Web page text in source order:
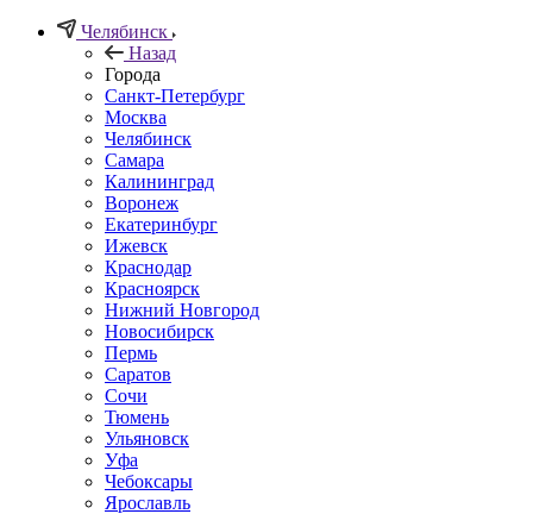
Челябинск
Назад
Города
Санкт-Петербург
Москва
Челябинск
Самара
Калининград
Воронеж
Екатеринбург
Ижевск
Краснодар
Красноярск
Нижний Новгород
Новосибирск
Пермь
Саратов
Сочи
Тюмень
Ульяновск
Уфа
Чебоксары
Ярославль